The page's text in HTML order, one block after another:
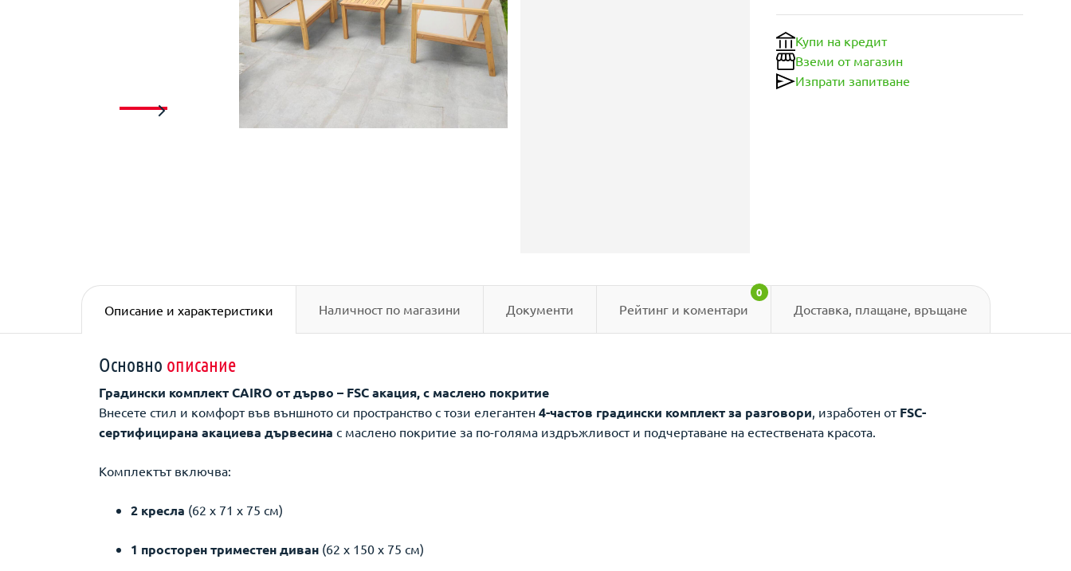
Купи на кредит
Вземи от магазин
Изпрати запитване
Описание и характеристики Наличност по магазини Документи Рейтинг и коментари
0
Доставка, плащане, връщане
Основно описание
Градински комплект CAIRO от дърво – FSC акация, с маслено покритие
Внесете стил и комфорт във външното си пространство с този елегантен 4-частов градински комплект за разговори, изработен от FSC-
сертифицирана акациева дървесина с маслено покритие за по-голяма издръжливост и подчертаване на естествената красота.
Комплектът включва:
2 кресла (62 x 71 x 75 см)
1 просторен триместен диван (62 x 150 x 75 см)